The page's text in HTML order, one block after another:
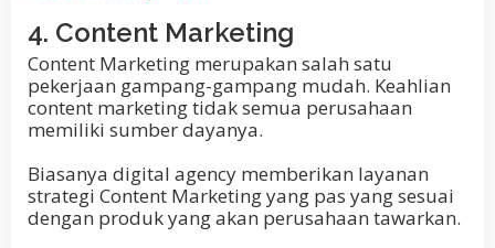
4. Content Marketing
Content Marketing merupakan salah satu
pekerjaan gampang-gampang mudah. Keahlian
content marketing tidak semua perusahaan
memiliki sumber dayanya.
Biasanya digital agency memberikan layanan
strategi Content Marketing yang pas yang sesuai
dengan produk yang akan perusahaan tawarkan.